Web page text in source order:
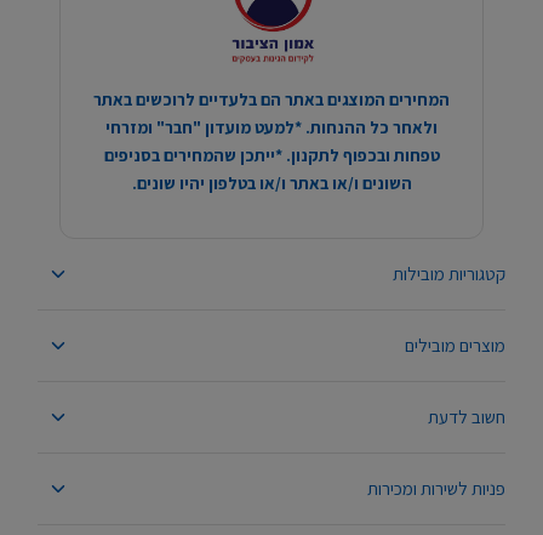
קטגוריות מובילות
מוצרים מובילים
חשוב לדעת
פניות לשירות ומכירות
המחירים המוצגים באתר הם בלעדיים לרוכשים באתר
ולאחר כל ההנחות. *למעט מועדון "חבר" ומזרחי
טפחות ובכפוף לתקנון. *ייתכן שהמחירים בסניפים
השונים ו/או באתר ו/או בטלפון יהיו שונים.